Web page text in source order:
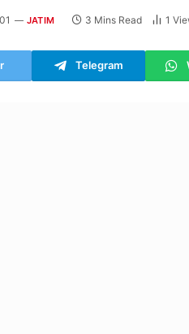
JATIM 3 Mins Read 1
Telegram